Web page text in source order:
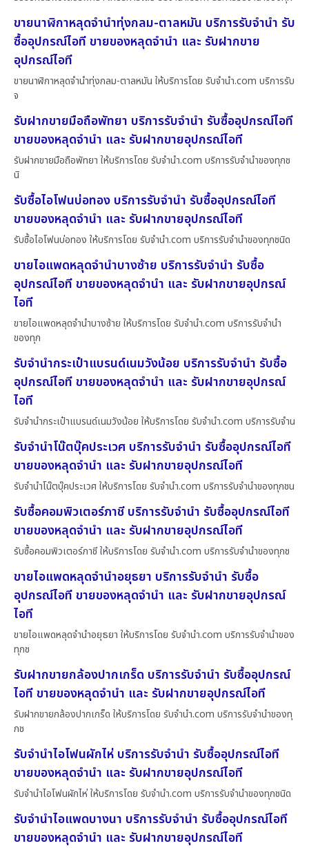
ขายนาฬิกาหลุดจำนำทุ่งกลม-ตาลหมัน บริการรับจำนำ รับ
ซื้ออุปกรณ์ไอที ขายของหลุดจำนำ และ รับฝากขาย
อุปกรณ์ไอที
ขายนาฬิกาหลุดจำนำทุ่งกลม-ตาลหมัน ให้บริการโดย รับจํานํา.com บริการรับ
จ
รับฝากขายมือถือพัทยา บริการรับจำนำ รับซื้ออุปกรณ์ไอที
ขายของหลุดจำนำ และ รับฝากขายอุปกรณ์ไอที
รับฝากขายมือถือพัทยา ให้บริการโดย รับจํานํา.com บริการรับจำนำของทุกช
นิ
รับซื้อไอโฟนบ่อทอง บริการรับจำนำ รับซื้ออุปกรณ์ไอที
ขายของหลุดจำนำ และ รับฝากขายอุปกรณ์ไอที
รับซื้อไอโฟนบ่อทอง ให้บริการโดย รับจํานํา.com บริการรับจำนำของทุกชนิด
ขายไอแพดหลุดจำนำบางซ้าย บริการรับจำนำ รับซื้อ
อุปกรณ์ไอที ขายของหลุดจำนำ และ รับฝากขายอุปกรณ์
ไอที
ขายไอแพดหลุดจำนำบางซ้าย ให้บริการโดย รับจํานํา.com บริการรับจำนำ
ของทุก
รับจำนำกระเป๋าแบรนด์เนมวังน้อย บริการรับจำนำ รับซื้อ
อุปกรณ์ไอที ขายของหลุดจำนำ และ รับฝากขายอุปกรณ์
ไอที
รับจำนำกระเป๋าแบรนด์เนมวังน้อย ให้บริการโดย รับจํานํา.com บริการรับจำน
รับจำนำโน๊ตบุ๊คประเวศ บริการรับจำนำ รับซื้ออุปกรณ์ไอที
ขายของหลุดจำนำ และ รับฝากขายอุปกรณ์ไอที
รับจำนำโน๊ตบุ๊คประเวศ ให้บริการโดย รับจํานํา.com บริการรับจำนำของทุกชน
รับซื้อคอมพิวเตอร์ภาชี บริการรับจำนำ รับซื้ออุปกรณ์ไอที
ขายของหลุดจำนำ และ รับฝากขายอุปกรณ์ไอที
รับซื้อคอมพิวเตอร์ภาชี ให้บริการโดย รับจํานํา.com บริการรับจำนำของทุกช
ขายไอแพดหลุดจำนำอยุธยา บริการรับจำนำ รับซื้อ
อุปกรณ์ไอที ขายของหลุดจำนำ และ รับฝากขายอุปกรณ์
ไอที
ขายไอแพดหลุดจำนำอยุธยา ให้บริการโดย รับจํานํา.com บริการรับจำนำของ
ทุกช
รับฝากขายกล้องปากเกร็ด บริการรับจำนำ รับซื้ออุปกรณ์
ไอที ขายของหลุดจำนำ และ รับฝากขายอุปกรณ์ไอที
รับฝากขายกล้องปากเกร็ด ให้บริการโดย รับจํานํา.com บริการรับจำนำของทุ
กช
รับจำนำไอโฟนผักไห่ บริการรับจำนำ รับซื้ออุปกรณ์ไอที
ขายของหลุดจำนำ และ รับฝากขายอุปกรณ์ไอที
รับจำนำไอโฟนผักไห่ ให้บริการโดย รับจํานํา.com บริการรับจำนำของทุกชนิด
รับจำนำไอแพดบางนา บริการรับจำนำ รับซื้ออุปกรณ์ไอที
ขายของหลุดจำนำ และ รับฝากขายอุปกรณ์ไอที